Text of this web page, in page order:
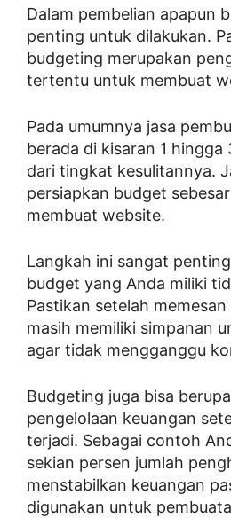
Dalam pembelian apapun
penting untuk dilakukan.
budgeting merupakan
tertentu untuk membuat
Pada umumnya jasa
berada di kisaran 1
dari tingkat kesulitannya.
persiapkan budget
membuat website.
Langkah ini sangat
budget yang Anda miliki
Pastikan setelah
masih memiliki simpanan
agar tidak mengganggu
Budgeting juga bisa
pengelolaan keuangan
terjadi. Sebagai contoh
sekian persen jumlah
menstabilkan keuangan
digunakan untuk